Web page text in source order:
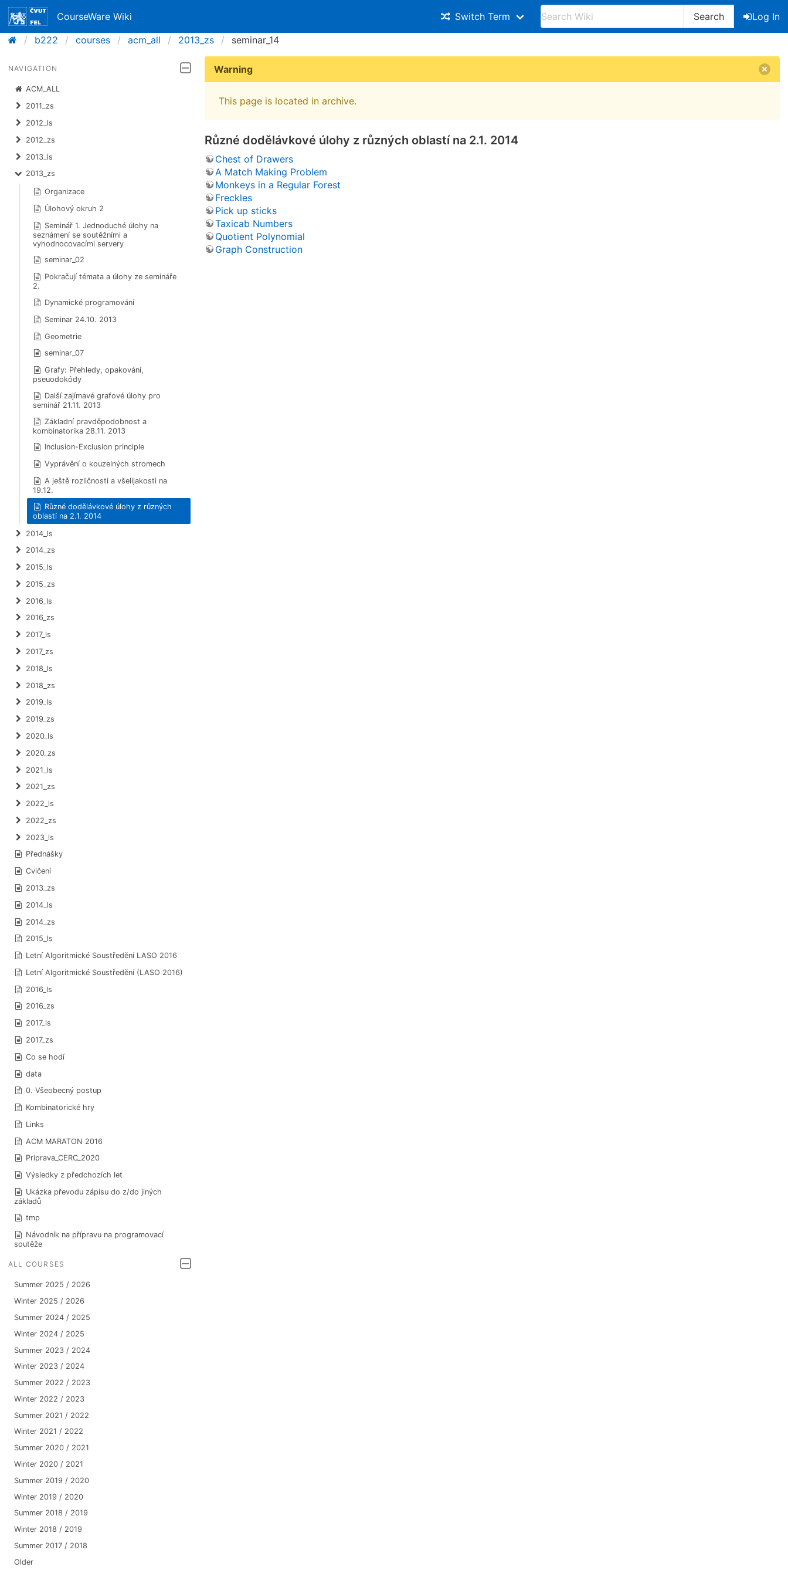
CourseWare Wiki Switch Term Search
Log In
b222
courses acm_all 2013_zs seminar_14
NAVIGATION
ACM_ALL
2011_zs
2012_ls
2012_zs
2013_ls
2013_zs
Organizace
Úlohový okruh 2
Seminář 1. Jednoduché úlohy na
seznámení se soutěžními a
vyhodnocovacími servery
seminar_02
Pokračují témata a úlohy ze semináře
2.
Dynamické programování
Seminar 24.10. 2013
Geometrie
seminar_07
Grafy: Přehledy, opakování,
pseuodokódy
Další zajímavé grafové úlohy pro
seminář 21.11. 2013
Základní pravděpodobnost a
kombinatorika 28.11. 2013
Inclusion-Exclusion principle
Vyprávění o kouzelných stromech
A ještě rozličnosti a všelijakosti na
19.12.
Různé dodělávkové úlohy z různých
oblastí na 2.1. 2014
2014_ls
2014_zs
2015_ls
2015_zs
2016_ls
2016_zs
2017_ls
2017_zs
2018_ls
2018_zs
2019_ls
2019_zs
2020_ls
2020_zs
2021_ls
2021_zs
2022_ls
2022_zs
2023_ls
Přednášky
Cvičení
2013_zs
2014_ls
2014_zs
2015_ls
Letní Algoritmické Soustředění LASO 2016
Letní Algoritmické Soustředění (LASO 2016)
2016_ls
2016_zs
2017_ls
2017_zs
Co se hodí
data
0. Všeobecný postup
Kombinatorické hry
Links
ACM MARATON 2016
Priprava_CERC_2020
Výsledky z předchozích let
Ukázka převodu zápisu do z/do jiných
základů
tmp
Návodník na přípravu na programovací
soutěže
ALL COURSES
Summer 2025 / 2026
Winter 2025 / 2026
Summer 2024 / 2025
Winter 2024 / 2025
Summer 2023 / 2024
Winter 2023 / 2024
Summer 2022 / 2023
Winter 2022 / 2023
Summer 2021 / 2022
Winter 2021 / 2022
Summer 2020 / 2021
Winter 2020 / 2021
Summer 2019 / 2020
Winter 2019 / 2020
Summer 2018 / 2019
Winter 2018 / 2019
Summer 2017 / 2018
Older
Warning
This page is located in archive.
Různé dodělávkové úlohy z různých oblastí na 2.1. 2014
Chest of Drawers
A Match Making Problem
Monkeys in a Regular Forest
Freckles
Pick up sticks
Taxicab Numbers
Quotient Polynomial
Graph Construction